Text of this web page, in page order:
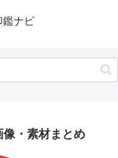
鑑ナビ
・素材まとめ